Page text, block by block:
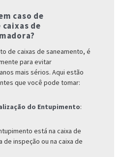
caso de
de
de caixas de saneamento, é
para evitar
mais sérios. Aqui estão
que você pode tomar:
do Entupimento:
está na caixa de
de inspeção ou na caixa de